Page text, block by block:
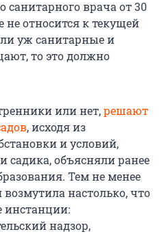
санитарного врача от 30
не относится к текущей
уж санитарные и
то это должно
или нет,решают
, исходя из
и условий,
объясняли ранее
Тем не менее
возмутила настолько, что
инстанции:
надзор,